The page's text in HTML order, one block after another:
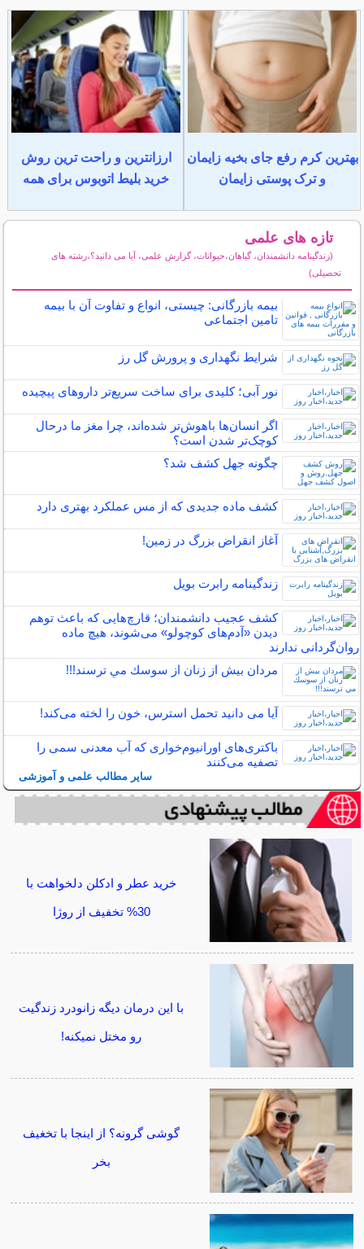
بهترین کرم رفع جای بخیه زایمان
و ترک پوستی زایمان
ارزانترین و راحت ترین روش
خرید بلیط اتوبوس برای همه
تازه های علمی
(زندگینامه دانشمندان، گیاهان،حیوانات، گزارش علمی، آیا می دانید؟،رشته های
تحصیلی)
بیمه بازرگانی: چیستی، انواع و تفاوت آن با بیمه
تامین اجتماعی
شرایط نگهداری و پرورش گل رز
نور آبی؛ کلیدی برای ساخت سریع‌تر داروهای پیچیده
اگر انسان‌ها باهوش‌تر شده‌اند، چرا مغز ما درحال
کوچک‌تر شدن است؟
چگونه جهل کشف شد؟
کشف ماده جدیدی که از مس عملکرد بهتری دارد
آغاز انقراض بزرگ در زمین!
زندگینامه رابرت بویل
کشف عجیب دانشمندان؛ قارچ‌هایی که باعث توهم
دیدن «آدم‌های کوچولو» می‌شوند، هیچ ماده
روان‌گردانی ندارند
مردان بيش از زنان از سوسك مي ترسند!!!
آیا می دانید تحمل استرس، خون را لخته می‌کند!
باکتری‌های اورانیوم‌خواری که آب معدنی سمی را
تصفیه می‌کنند
سایر مطالب علمی و آموزشی
خرید عطر و ادکلن دلخواهت با
30% تخفیف از روژا
با این درمان دیگه زانودرد زندگیت
رو مختل نمیکنه!
گوشی گرونه؟ از اینجا با تخغیف
بخر